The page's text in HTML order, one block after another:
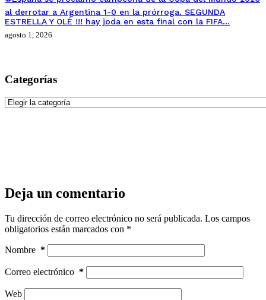
al derrotar a Argentina 1-0 en la prórroga. SEGUNDA
ESTRELLA Y OLÉ !!! hay joda en esta final con la FIFA…
agosto 1, 2026
Categorías
Categorías
Deja un comentario
Tu dirección de correo electrónico no será publicada. Los campos
obligatorios están marcados con *
Nombre *
Correo electrónico *
Web